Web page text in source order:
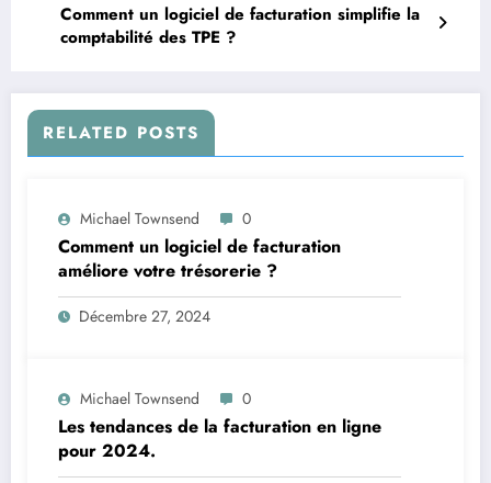
Comment un logiciel de facturation simplifie la
comptabilité des TPE ?
RELATED POSTS
Michael Townsend 0
Comment un logiciel de facturation
améliore votre trésorerie ?
Décembre 27, 2024
Michael Townsend 0
Les tendances de la facturation en ligne
pour 2024.